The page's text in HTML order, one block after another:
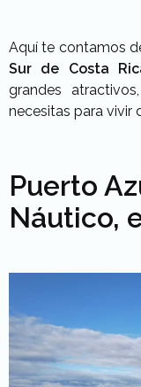
Aquí te contamos
Sur de Costa
grandes
necesitas para vivir
Puerto
Náutico,